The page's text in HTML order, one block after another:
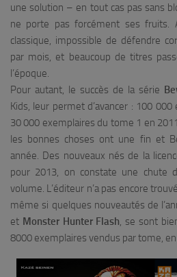
une solution – en tout cas pas sans
ne porte pas forcément ses fruits.
classique, impossible de défendre
par mois, et beaucoup de titres
l’époque.
Pour autant, le succès de la série
Kids, leur permet d’avancer : 100
30 000 exemplaires du tome 1 en
les bonnes choses ont une fin et
année. Des nouveaux nés de la
pour 2013, on constate une chute
volume. L’éditeur n’a pas encore
même si quelques nouveautés de
et Monster Hunter Flash, se sont
8000 exemplaires vendus par tome,